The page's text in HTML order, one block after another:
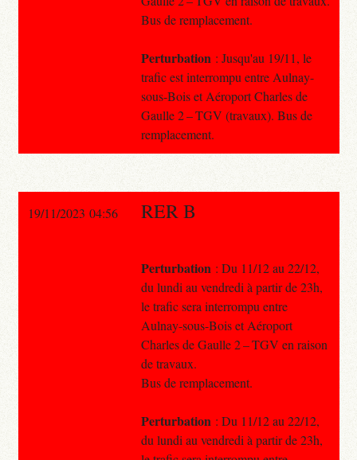
Bus de remplacement.
Perturbation : Jusqu'au 19/11, le
trafic est interrompu entre Aulnay-
sous-Bois et Aéroport Charles de
Gaulle 2 – TGV (travaux). Bus de
remplacement.
19/11/2023 04:56 RER B
Perturbation : Du 11/12 au 22/12,
du lundi au vendredi à partir de 23h,
le trafic sera interrompu entre
Aulnay-sous-Bois et Aéroport
Charles de Gaulle 2 – TGV en raison
de travaux.
Bus de remplacement.
Perturbation : Du 11/12 au 22/12,
du lundi au vendredi à partir de 23h,